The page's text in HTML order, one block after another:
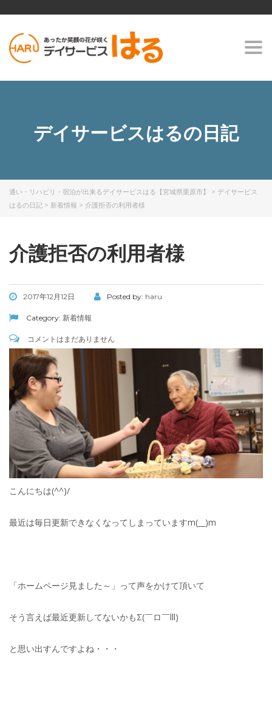
デイサービスはるの日記
通い・リハビリ・宿泊が出来るデイサービスはる【宮城県栗原市】 > デイサービス
はるの日記 > 新着情報 > 介護拒否の利用者様
介護拒否の利用者様
2017年12月12日 Posted by: haru
Category: 新着情報
コメントはまだありません
こんにちは(^^)/
最近は毎日更新できなくなってしまっていますm(__)m
「ホームページ見ました～」って声をかけて頂いて
そう言えば最近更新してないかもΣ(￣ロ￣lll)
と思い出すんですよね・・・